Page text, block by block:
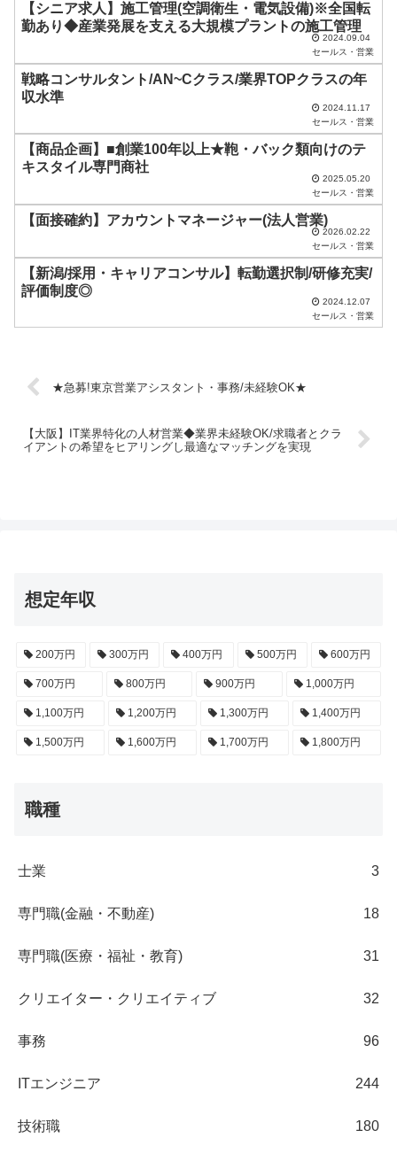
ま
に
し
だ
【シニア求人】施工管理(空調衛生・電気設備)※全国転
勤あり◆産業発展を支える大規模プラントの施工管理
2024.09.04
セールス・営業
戦略コンサルタント/AN~Cクラス/業界TOPクラスの年
収水準
2024.11.17
セールス・営業
【商品企画】■創業100年以上★鞄・バック類向けのテ
キスタイル専門商社
2025.05.20
セールス・営業
【面接確約】アカウントマネージャー(法人営業)
2026.02.22
セールス・営業
【新潟/採用・キャリアコンサル】転勤選択制/研修充実/
評価制度◎
2024.12.07
セールス・営業
★急募!東京営業アシスタント・事務/未経験OK★
【大阪】IT業界特化の人材営業◆業界未経験OK/求職者とクラ
イアントの希望をヒアリングし最適なマッチングを実現
想定年収
200万円 300万円 400万円 500万円 600万円
700万円 800万円 900万円 1,000万円
1,100万円 1,200万円 1,300万円 1,400万円
1,500万円 1,600万円 1,700万円 1,800万円
職種
士業 3
専門職(金融・不動産) 18
専門職(医療・福祉・教育) 31
クリエイター・クリエイティブ 32
事務 96
ITエンジニア 244
技術職 180